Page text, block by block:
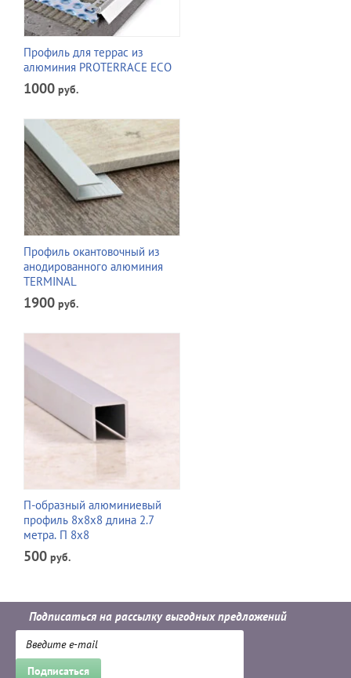
Профиль для террас из
алюминия PROTERRACE ECO
1000 руб.
Профиль окантовочный из
анодированного алюминия
TERMINAL
1900 руб.
П-образный алюминиевый
профиль 8х8х8 длина 2.7
метра. П 8х8
500 руб.
Подписаться на рассылку выгодных предложений
Подписаться